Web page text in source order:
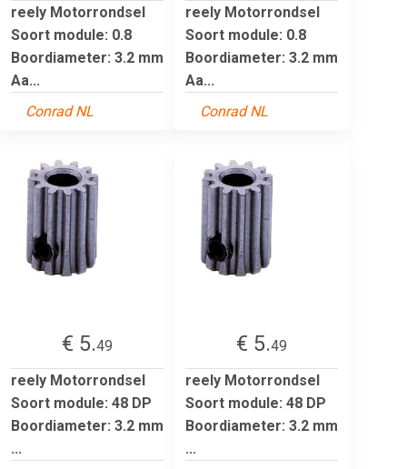
reely Motorrondsel
Soort module: 0.8
Boordiameter: 3.2 mm
Aa...
Conrad NL
reely Motorrondsel
Soort module: 0.8
Boordiameter: 3.2 mm
Aa...
Conrad NL
€ 5.49
reely Motorrondsel
Soort module: 48 DP
Boordiameter: 3.2 mm
...
€ 5.49
reely Motorrondsel
Soort module: 48 DP
Boordiameter: 3.2 mm
...